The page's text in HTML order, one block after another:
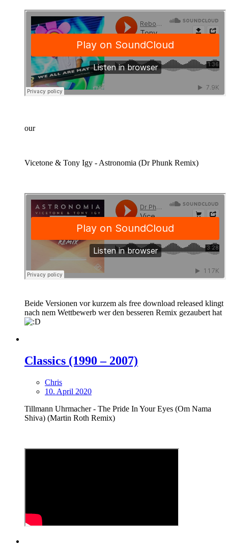
our
Vicetone & Tony Igy - Astronomia (Dr Phunk Remix)
Beide Versionen vor kurzem als free download released klingt
nach nem Wettbewerb wer den besseren Remix gezaubert hat
Classics (1990 – 2007)
Chris
10. April 2020
Tillmann Uhrmacher ‎- The Pride In Your Eyes (Om Nama
Shiva) (Martin Roth Remix)